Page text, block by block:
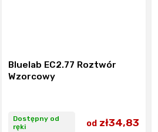
Bluelab EC2.77 Roztwór
Wzorcowy
Dostępny od
ręki
odzł34,83